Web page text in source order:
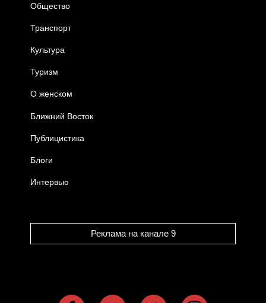
Общество
Транспорт
Культура
Туризм
О женском
Ближний Восток
Публицистика
Блоги
Интервью
Реклама на канале 9